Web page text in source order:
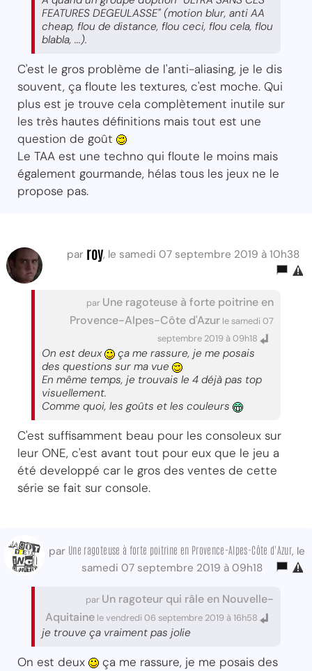
FEATURES DEGEULASSE" (motion blur, anti AA
cheap, flou de distance, flou ceci, flou cela, flou
blabla, ...).
C'est le gros problème de l'anti-aliasing, je le dis
souvent, ça floute les textures, c'est moche. Qui
plus est je trouve cela complètement inutile sur
les très hautes définitions mais tout est une
question de goût
Le TAA est une techno qui floute le moins mais
également gourmande, hélas tous les jeux ne le
propose pas.
par roy, le samedi 07 septembre 2019 à 10h38
par Une ragoteuse à forte poitrine en
Provence-Alpes-Côte d'Azur le samedi 07
septembre 2019 à 09h18
On est deux
ça me rassure, je me posais
des questions sur ma vue
En même temps, je trouvais le 4 déjà pas top
visuellement.
Comme quoi, les goûts et les couleurs
C'est suffisamment beau pour les consoleux sur
leur ONE, c'est avant tout pour eux que le jeu a
été developpé car le gros des ventes de cette
série se fait sur console.
par Une ragoteuse à forte poitrine en Provence-Alpes-Côte d'Azur, le
samedi 07 septembre 2019 à 09h18
par Un ragoteur qui râle en Nouvelle-
Aquitaine le vendredi 06 septembre 2019 à 16h58
je trouve ça vraiment pas jolie
On est deux
ça me rassure, je me posais des